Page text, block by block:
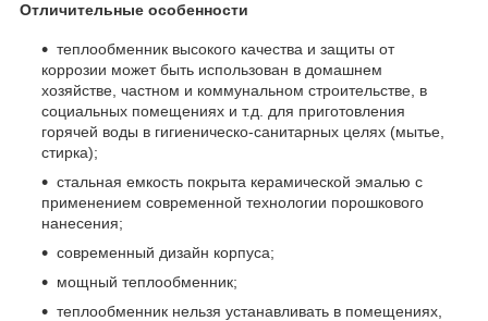
Отличительные особенности
теплообменник высокого качества и защиты от
коррозии может быть использован в домашнем
хозяйстве, частном и коммунальном строительстве, в
социальных помещениях и т.д. для приготовления
горячей воды в гигиеническо-санитарных целях (мытье,
стирка);
стальная емкость покрыта керамической эмалью с
применением современной технологии порошкового
нанесения;
современный дизайн корпуса;
мощный теплообменник;
теплообменник нельзя устанавливать в помещениях,